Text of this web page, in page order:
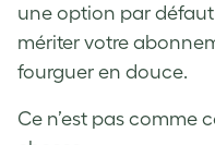
une option par
mériter votre
fourguer en douce.
Ce n’est pas comme